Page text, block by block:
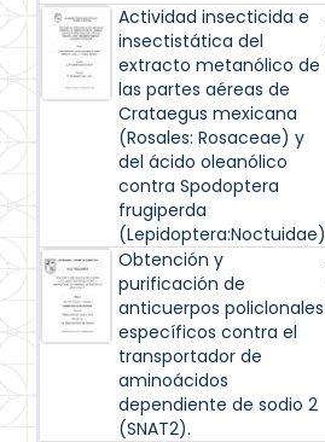
Actividad insecticida e
insectistática del
extracto metanólico de
las partes aéreas de
Crataegus mexicana
(Rosales: Rosaceae) y
del ácido oleanólico
contra Spodoptera
frugiperda
(Lepidoptera:Noctuidae)
Obtención y
purificación de
anticuerpos policlonales
específicos contra el
transportador de
aminoácidos
dependiente de sodio 2
(SNAT2).